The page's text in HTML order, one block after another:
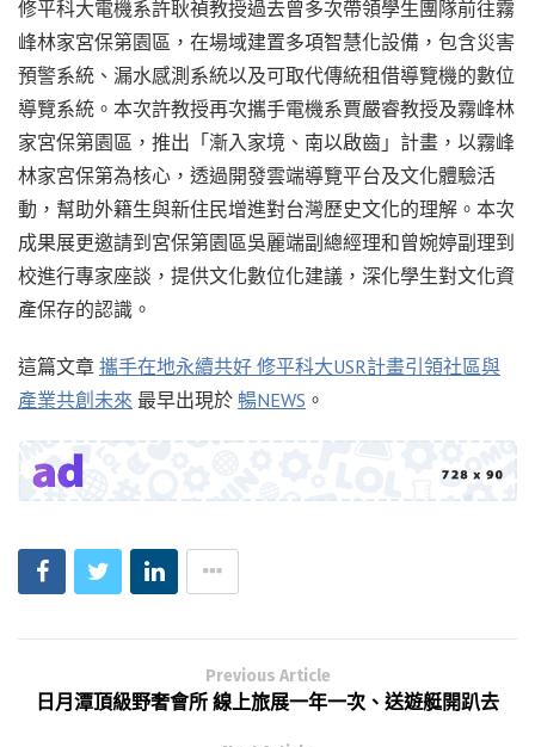
修平科大電機系許耿禎教授過去曾多次帶領學生團隊前往霧
峰林家宮保第園區，在場域建置多項智慧化設備，包含災害
預警系統、漏水感測系統以及可取代傳統租借導覽機的數位
導覽系統。本次許教授再次攜手電機系賈嚴睿教授及霧峰林
家宮保第園區，推出「漸入家境、南以啟齒」計畫，以霧峰
林家宮保第為核心，透過開發雲端導覽平台及文化體驗活
動，幫助外籍生與新住民增進對台灣歷史文化的理解。本次
成果展更邀請到宮保第園區吳麗端副總經理和曾婉婷副理到
校進行專家座談，提供文化數位化建議，深化學生對文化資
產保存的認識。
這篇文章 攜手在地永續共好 修平科大USR計畫引領社區與
產業共創未來 最早出現於 暢NEWS 。
Previous Article
日月潭頂級野奢會所 線上旅展一年一次、送遊艇開趴去